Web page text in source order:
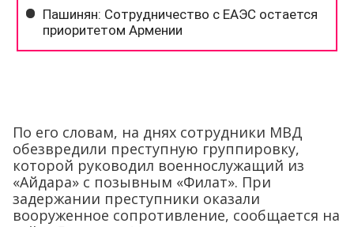
По его словам, на днях сотрудники МВД
обезвредили преступную группировку,
которой руководил военнослужащий из
«Айдара» с позывным «Филат». При
задержании преступники оказали
вооруженное сопротивление, сообщается на